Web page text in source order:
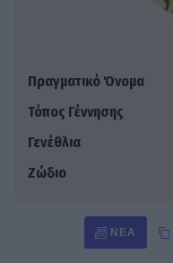
Πραγματικό Όνομα
Τόπος Γέννησης
Γενέθλια
Ζώδιο
ΝΈΑ